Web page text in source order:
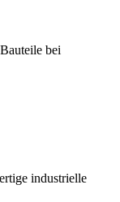
bei
industrielle